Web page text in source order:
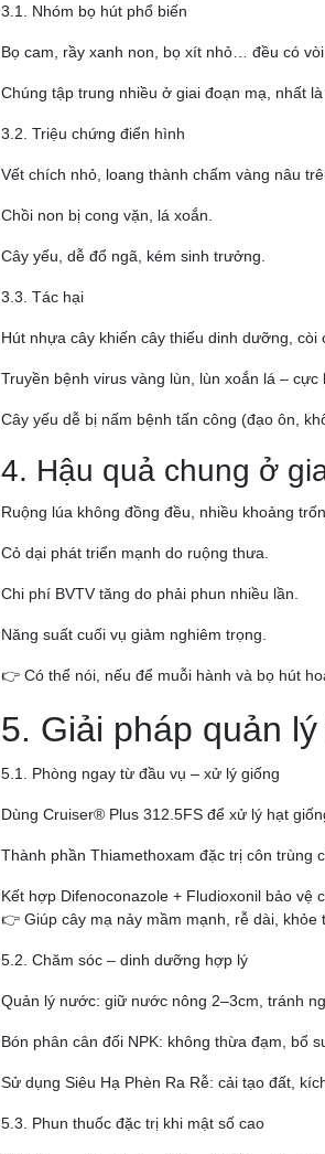
3.1. Nhóm bọ hút phổ biến
Bọ cam, rầy xanh non, bọ xít nhỏ… đều có vòi
Chúng tập trung nhiều ở giai đoạn mạ, nhất
3.2. Triệu chứng điển hình
Vết chích nhỏ, loang thành chấm vàng nâu
Chồi non bị cong vặn, lá xoắn.
Cây yếu, dễ đổ ngã, kém sinh trưởng.
3.3. Tác hại
Hút nhựa cây khiến cây thiếu dinh dưỡng, còi
Truyền bệnh virus vàng lùn, lùn xoắn lá – cực
Cây yếu dễ bị nấm bệnh tấn công (đạo ôn,
4. Hậu quả chung ở
Ruộng lúa không đồng đều, nhiều khoảng
Cỏ dại phát triển mạnh do ruộng thưa.
Chi phí BVTV tăng do phải phun nhiều lần.
Năng suất cuối vụ giảm nghiêm trọng.
👉 Có thể nói, nếu để muỗi hành và bọ hút
5. Giải pháp quản
5.1. Phòng ngay từ đầu vụ – xử lý giống
Dùng Cruiser® Plus 312.5FS để xử lý hạt
Thành phần Thiamethoxam đặc trị côn trùng
Kết hợp Difenoconazole + Fludioxonil bảo vệ
👉 Giúp cây mạ nảy mầm mạnh, rễ dài,
5.2. Chăm sóc – dinh dưỡng hợp lý
Quản lý nước: giữ nước nông 2–3cm, tránh
Bón phân cân đối NPK: không thừa đạm, bổ
Sử dụng Siêu Hạ Phèn Ra Rễ: cải tạo đất,
5.3. Phun thuốc đặc trị khi mật số cao